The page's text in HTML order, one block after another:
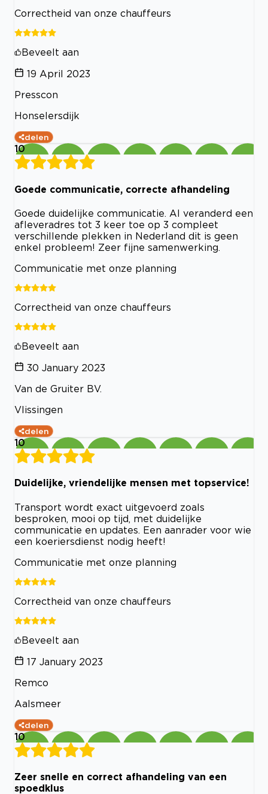
Correctheid van onze chauffeurs
Beveelt aan
19 April 2023
Presscon
Honselersdijk
delen
10
Goede communicatie, correcte afhandeling
Goede duidelijke communicatie. Al veranderd een
afleveradres tot 3 keer toe op 3 compleet
verschillende plekken in Nederland dit is geen
enkel probleem! Zeer fijne samenwerking.
Communicatie met onze planning
Correctheid van onze chauffeurs
Beveelt aan
30 January 2023
Van de Gruiter BV.
Vlissingen
delen
10
Duidelijke, vriendelijke mensen met topservice!
Transport wordt exact uitgevoerd zoals
besproken, mooi op tijd, met duidelijke
communicatie en updates. Een aanrader voor wie
een koeriersdienst nodig heeft!
Communicatie met onze planning
Correctheid van onze chauffeurs
Beveelt aan
17 January 2023
Remco
Aalsmeer
delen
10
Zeer snelle en correct afhandeling van een
spoedklus